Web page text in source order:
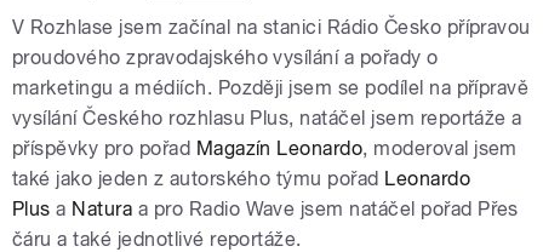
V Rozhlase jsem začínal na stanici Rádio Česko přípravou
proudového zpravodajského vysílání a pořady o
marketingu a médiích. Později jsem se podílel na přípravě
vysílání Českého rozhlasu Plus, natáčel jsem reportáže a
příspěvky pro pořad Magazín Leonardo, moderoval jsem
také jako jeden z autorského týmu pořad Leonardo
Plus a Natura a pro Radio Wave jsem natáčel pořad Přes
čáru a také jednotlivé reportáže.